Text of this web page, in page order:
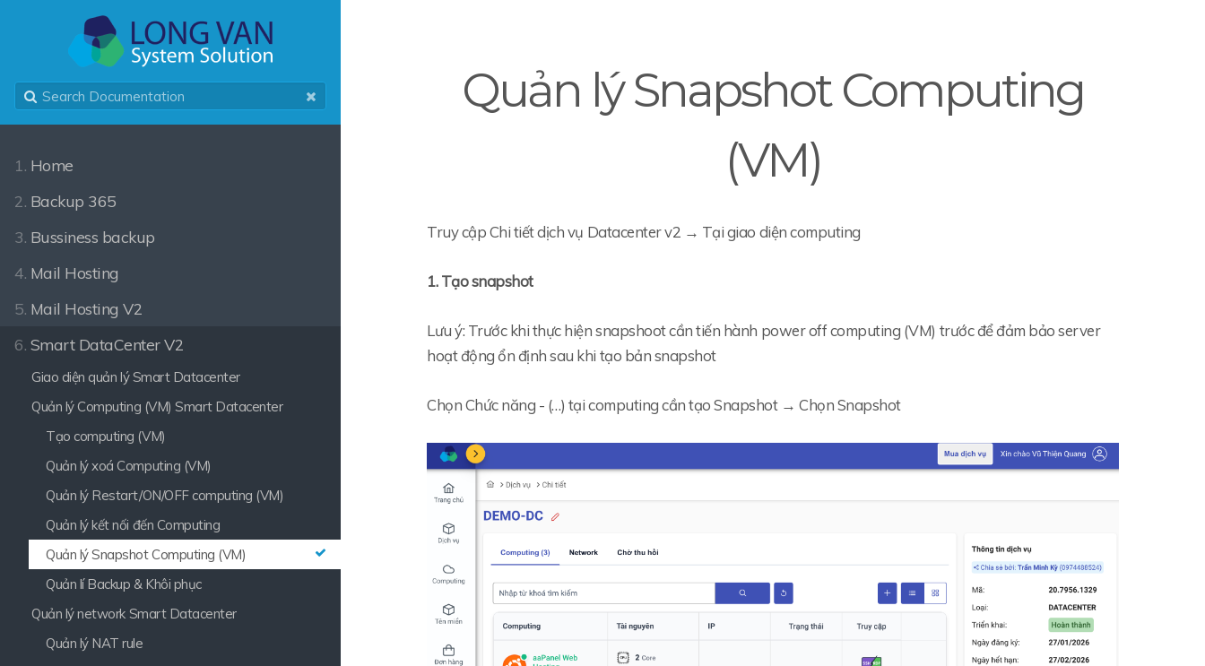
1. Home
2. Backup 365
3. Bussiness backup
4. Mail Hosting
5. Mail Hosting V2
6. Smart DataCenter V2
Giao diện quản lý Smart Datacenter
Quản lý Computing (VM) Smart Datacenter
Tạo computing (VM)
Quản lý xoá Computing (VM)
Quản lý Restart/ON/OFF computing (VM)
Quản lý kết nối đến Computing
Quản lý Snapshot Computing (VM)
Quản lí Backup & Khôi phục
Quản lý network Smart Datacenter
Quản lý NAT rule
Quản lý Snapshot Computing
(VM)
Truy cập Chi tiết dịch vụ Datacenter v2 → Tại giao diện computing
1. Tạo snapshot
Lưu ý: Trước khi thực hiện snapshoot cần tiến hành power off computing (VM) trước để đảm bảo server
hoạt động ổn định sau khi tạo bản snapshot
Chọn Chức năng - (…) tại computing cần tạo Snapshot → Chọn Snapshot